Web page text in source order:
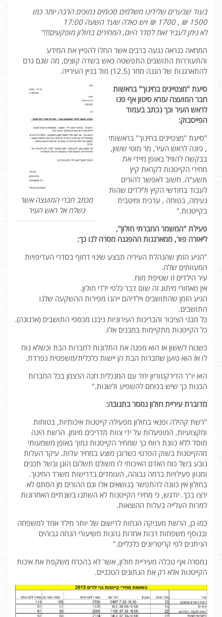
בעוד שבערים שלידינו משלמים סכומים נמוכים הרבה יותר כמו
1500 ₪ , 1700 ₪ ויש כאלה שעד השעה 17:00
לא ניתן לעביר זאת לסדר היום, המחירים בחולון מופקעים!!!"
המחאה כנראה נגעה ברבים אשר החלו להפיץ את המידע
והתעוררות התושבים התפשטה כאש בשדה קוצים, מה שגם גרם
להתארגנות של הגנה מחר (12.5) מול בניין העירייה.
מכתב חברי המועצה אשר
נשלח אל ראש העיר
סיעת "מצטיינים בחינוך" בראשות
חבר המועצה עזרא סיטון אף פנו
לראש העיר וכך נכתב בעמוד
הפייסבוק:
"סיעת "מצטיינים בחינוך" בראשותי
, פונה לראש העיר, מר מוטי ששון,
בבקשה להוזיל באופן מיידי את
מחירי הקייטנות לקראת קיץ
תשע"ה. חשוב לאפשר להורים
לעבוד בחודשי הקיץ ולילדים שהות
נעימה, בטוחה , ערכית ומיטבית
בקייטנות."
פעילת "המשמר החברתי חולון",
ליאורה פור, ממארגנות ההפגנה מסרה לנו כך:
"הגיע הזמן שהנהלת העיריה תבצע שינוי דחוף בסדרי העדיפויות
המעוותים שלה.
עיר הילדים זו שטיפת מוח.
אין מאחורי מיתוג זה שום דבר כלפי ילדי חולון.
הגיע הזמן שהתושבים וילדיהם ייהנו מפירות ההשקעה שלנו
התושבים.
כל מבני הציבור והבריכות העירוניות ניבנו מכספי התושבים (ארנונה).
כל הקייטנות מתקיימות במבנים אלו.
כשנוח לששון אז הוא מפנה את התלונות לחברות הבת וכשלא נוח
לו אז הוא טוען שחברות הבת הן יישות כלכלית/משפטית נפרדת.
הוא יו"ר הדירקטוריון יחד עם המנכלית חנה הרצמן בכל החברות
הבנות כך שיש בכוחם להשפיע ולשנות."
מדוברת עיריית חולון נמסר בתגובה:
"רשת קהילה ופנאי בחולון מפעילה קייטנות איכותיות, בטוחות
ומקצועיות, המופעלות על ידי צוות מדריכים מיומן. הרשת הינה
מוסד ללא כוונת רווח כך שמחיר הקייטנות נמוך באופן משמעותי
מהקייטנות בשוק הפרטי כשרובן מוצע במחיר עלות. עיקר העלות
נובע בשל כוח האדם האיכותי לו משולם תשלום הוגן ובשל תכנים
ומגוון פעילויות ברמה גבוהה, העומדים בדרישות משרד החינוך.
בחולון אין כוונה להתפשר בנושאים אלו וגם ההורים מן הסתם לא
ירצו בכך. יודגש, כי מחירי הקייטנות לא השתנו בשנתיים האחרונות
למרות העלייה בעלות ההוצאות.
כמו כן, הרשת מעניקה הנחות לרישום של יותר מילד אחד למשפחה
ובנוסף משפחות רבות אחרות נהנות משיעורי הנחה גבוהים
הניתנים לפי קריטריונים כלכליים."
נמסרה אף טבלה מעיריית חולון, אשר לא בהכרח משקפת את איכות
הקייטנות אלא רק את הנתונים הטכניים.